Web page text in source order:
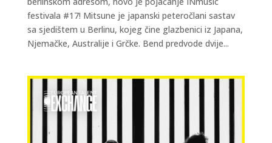
festivala #17! Mitsune je japanski peteročlani sastav
sa sjedištem u Berlinu, kojeg čine glazbenici iz Japana,
Njemačke, Australije i Grčke. Bend predvode dvije...